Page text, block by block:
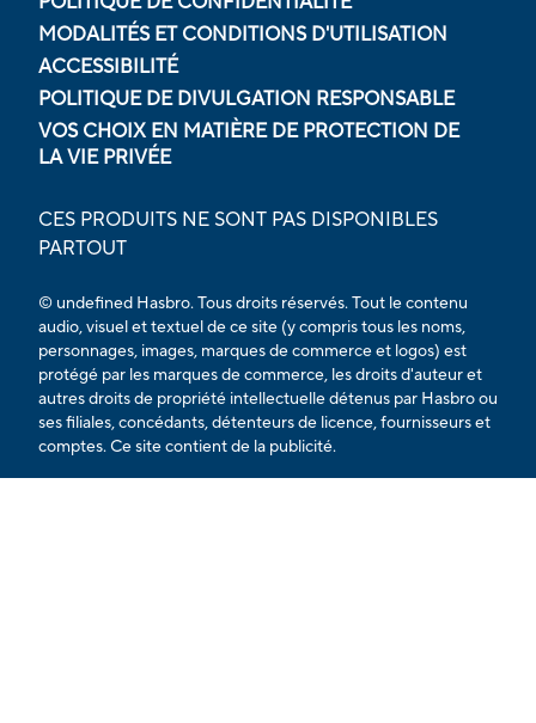
MODALITÉS ET CONDITIONS D'UTILISATION
ACCESSIBILITÉ
POLITIQUE DE DIVULGATION RESPONSABLE
VOS CHOIX EN MATIÈRE DE PROTECTION DE
LA VIE PRIVÉE
CES PRODUITS NE SONT PAS DISPONIBLES
PARTOUT
© undefined Hasbro. Tous droits réservés. Tout le contenu
audio, visuel et textuel de ce site (y compris tous les noms,
personnages, images, marques de commerce et logos) est
protégé par les marques de commerce, les droits d'auteur et
autres droits de propriété intellectuelle détenus par Hasbro ou
ses filiales, concédants, détenteurs de licence, fournisseurs et
comptes. Ce site contient de la publicité.